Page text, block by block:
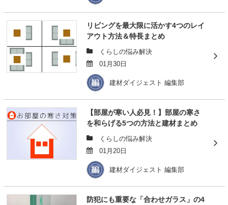
リビングを最大限に活かす4つのレイ
アウト方法＆特長まとめ
くらしの悩み解決
01月30日
建材ダイジェスト 編集部
【部屋が寒い人必見！】部屋の寒さ
を和らげる5つの方法と建材まとめ
くらしの悩み解決
01月20日
建材ダイジェスト 編集部
防犯にも重要な「合わせガラス」の4